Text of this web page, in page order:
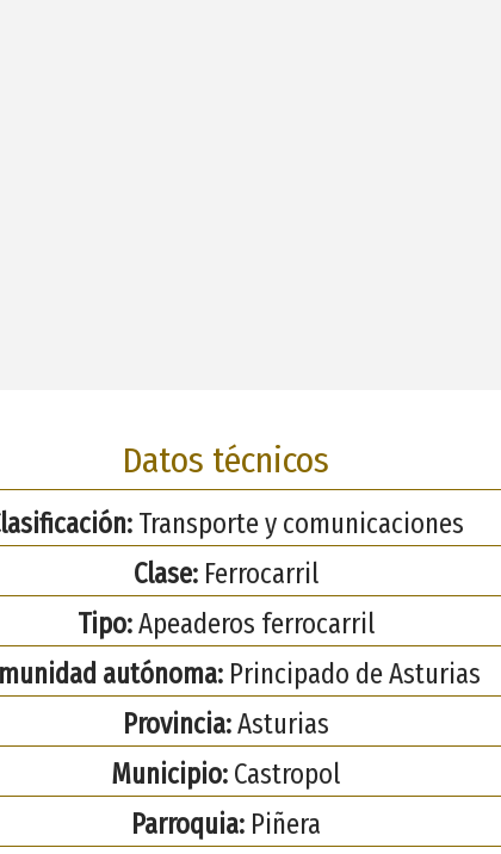
Datos técnicos
Transporte y comunicaciones
Clase:Ferrocarril
Tipo:Apeaderos ferrocarril
autónoma: Principado de Asturias
Provincia:Asturias
Municipio: Castropol
Parroquia:Piñera